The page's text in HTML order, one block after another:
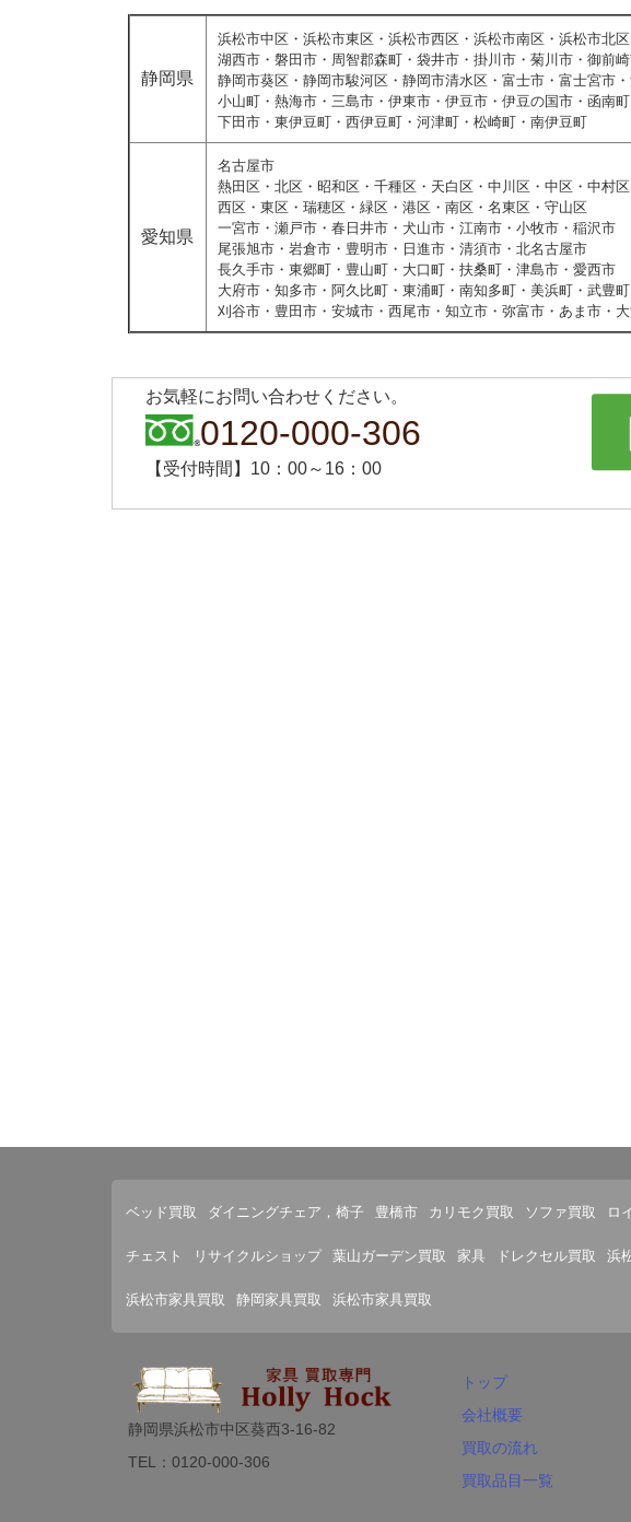
静岡県
浜松市中区・浜松市東区・浜松市西区・浜松市南区・浜松市北
湖西市・磐田市・周智郡森町・袋井市・掛川市・菊川市・御前
静岡市葵区・静岡市駿河区・静岡市清水区・富士市・富士宮市
小山町・熱海市・三島市・伊東市・伊豆市・伊豆の国市・函南
下田市・東伊豆町・西伊豆町・河津町・松崎町・南伊豆町
愛知県
名古屋市
熱田区・北区・昭和区・千種区・天白区・中川区・中区・中村区
西区・東区・瑞穂区・緑区・港区・南区・名東区・守山区
一宮市・瀬戸市・春日井市・犬山市・江南市・小牧市・稲沢市
尾張旭市・岩倉市・豊明市・日進市・清須市・北名古屋市
長久手市・東郷町・豊山町・大口町・扶桑町・津島市・愛西市
大府市・知多市・阿久比町・東浦町・南知多町・美浜町・武豊
刈谷市・豊田市・安城市・西尾市・知立市・弥富市・あま市・
お気軽にお問い合わせください。
0120-000-306
【受付時間】10：00～16：00
ベッド買取 ダイニングチェア，椅子 豊橋市 カリモク買取 ソファ買取 ロ
チェスト リサイクルショップ 葉山ガーデン買取 家具 ドレクセル買取 浜
浜松市家具買取 静岡家具買取 浜松市家具買取
静岡県浜松市中区葵西3-16-82
TEL：0120-000-306
トップ
会社概要
買取の流れ
買取品目一覧